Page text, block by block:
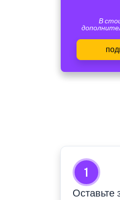
В
1
Оставьте